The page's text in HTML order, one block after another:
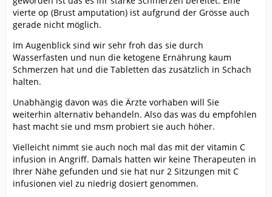
vierte op (Brust amputation) ist aufgrund der Grösse auch
gerade nicht möglich.
Im Augenblick sind wir sehr froh das sie durch
Wasserfasten und nun die ketogene Ernährung kaum
Schmerzen hat und die Tabletten das zusätzlich in Schach
halten.
Unabhängig davon was die Ärzte vorhaben will Sie
weiterhin alternativ behandeln. Also das was du empfohlen
hast macht sie und msm probiert sie auch höher.
Vielleicht nimmt sie auch noch mal das mit der vitamin C
infusion in Angriff. Damals hatten wir keine Therapeuten in
Ihrer Nähe gefunden und sie hat nur 2 Sitzungen mit C
infusionen viel zu niedrig dosiert genommen.